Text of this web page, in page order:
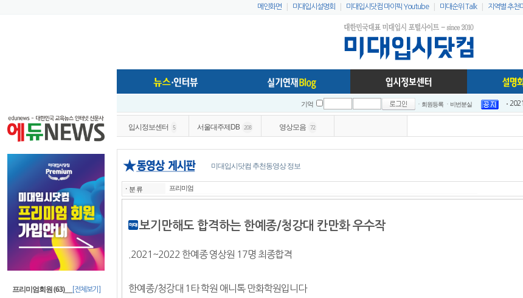
프리미엄회원 (63)___
[전체보기]
메인화면 | 미대입시설명회 | 미대입시닷컴 마이픽 Youtube | 미대순위 Talk | 지역별 추천
기억 ㆍ회원등록 ㆍ비번분실
이지
인스
입시정보센터 5 서울대주제DB 208 영상모음 72
미대입시닷컴 추천동영상 정보
ㆍ 분 류 프리미엄
보기만해도 합격하는 한예종/청강대 칸만화 우수작
.2021~2022 한예종 영상원 17명 최종합격
한예종/청강대 1타 학원 애니톡 만화학원입니다